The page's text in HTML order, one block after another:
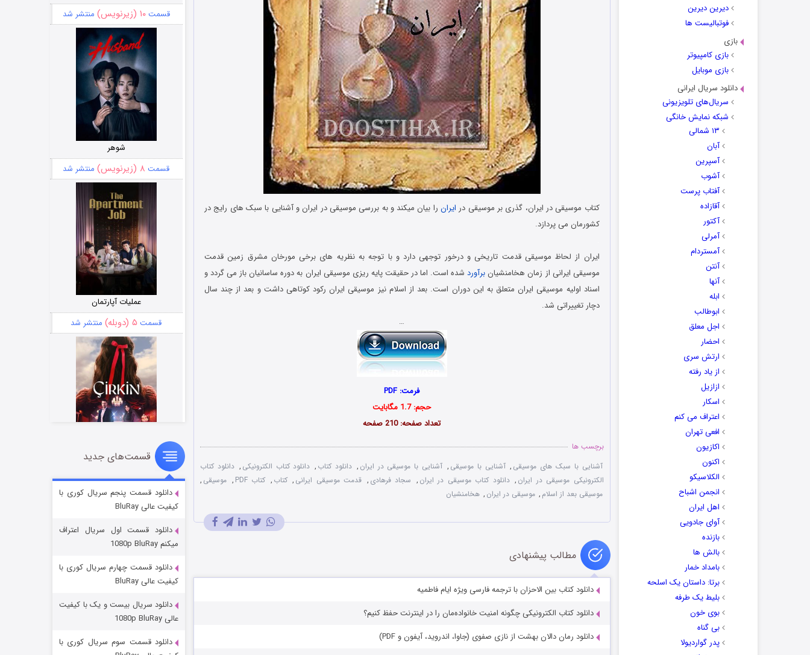
دیرین دیرین
فوتبالیست ها
بازی
بازی کامپیوتر
بازی موبایل
دانلود سریال ایرانی
سریال‌های تلویزیونی
شبکه نمایش خانگی
۱۳ شمالی
آبان
آسپرین
آشوب
آفتاب پرست
آقازاده
آکتور
آمرلی
آمستردام
آنتن
آنها
ابله
ابوطالب
اجل معلق
احضار
ارتش سری
از یاد رفته
ازازیل
اسکار
اعتراف می کنم
افعی تهران
اکازیون
اکنون
الکلاسیکو
انجمن اشباح
اهل ایران
آوای جادویی
بازنده
بالش ها
بامداد خمار
برتا: داستان یک اسلحه
بلیط یک‌‌ طرفه
بوی خون
بی گناه
پدر گواردیولا
کتاب موسیقی در ایران، گذری بر موسیقی در ایرانرا بیان میکند و به بررسی موسیقی در ایران و آشنایی با سبک های رایج در
کشورمان می پردازد.
ایران از لحاظ موسیقی قدمت تاریخی و درخور توجهی دارد و با توجه به نظریه های برخی مورخان مشرق زمین قدمت
موسیقی ایرانی از زمان هخامنشیان برآوردشده است. اما در حقیقت پایه ریزی موسیقی ایران به دوره ساسانیان باز می گردد و
اسناد اولیه موسیقی ایران متعلق به این دوران است. بعد از اسلام نیز موسیقی ایران رکود کوتاهی داشت و بعد از چند سال
دچار تغییراتی شد.
…
فرمت: PDF
حجم: 1.7 مگابایت
تعداد صفحه: 210 صفحه
برچسب ها
آشنایی با سبک های موسیقی , آشنایی با موسیقی , آشنایی با موسیقی در ایران , دانلود کتاب , دانلود کتاب الکترونیکی , دانلود کتاب
الکترونیکی موسیقی در ایران , دانلود کتاب موسیقی در ایران , سجاد فرهادی , قدمت موسیقی ایرانی , کتاب , کتاب PDF , موسیقی ,
موسیقی بعد از اسلام , موسیقی در ایران , هخامنشیان
مطالب پیشنهادی
دانلود کتاب بین الاحزان با ترجمه فارسی ویژه ایام فاطمیه
دانلود کتاب الکترونیکی چگونه امنیت خانواده‌مان را در اینترنت حفظ کنیم؟
دانلود رمان دالان بهشت از نازی صفوی (جاوا، اندروید، آیفون و PDF)
قسمت۱۰ (زیرنویس) منتشر شد
شوهر
قسمت ۸ (زیرنویس) منتشر شد
عملیات آپارتمان
قسمت ۵ (دوبله) منتشر شد
سریال زشت
قسمت۲ (زیرنویس) منتشر شد
مردگان متحرک: شهر مرده ۳
قسمت‌های جدید
دانلود قسمت پنجم سریال کوری با
کیفیت عالی BluRay
دانلود قسمت اول سریال اعتراف
میکنم 1080p BluRay
دانلود قسمت چهارم سریال کوری با
کیفیت عالی BluRay
دانلود سریال بیست و یک با کیفیت
عالی 1080p BluRay
دانلود قسمت سوم سریال کوری با